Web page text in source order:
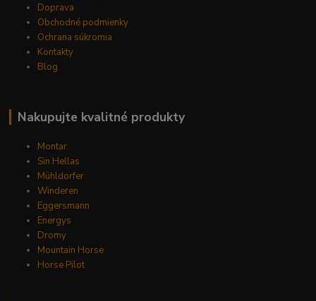
Doprava
Obchodné podmienky
Ochrana súkromia
Kontakty
Blog
Nakupujte kvalitné produkty
Montar
Sin Hellas
Mühldorfer
Winderen
Eggersmann
Energys
Dromy
Mountain Horse
Horse Pilot